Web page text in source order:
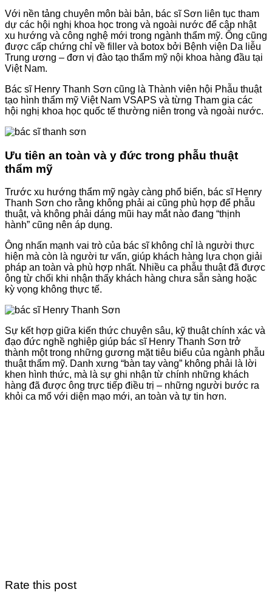
Với nền tảng chuyên môn bài bản, bác sĩ Sơn liên tục tham
dự các hội nghị khoa học trong và ngoài nước để cập nhật
xu hướng và công nghệ mới trong ngành thẩm mỹ. Ông cũng
được cấp chứng chỉ về filler và botox bởi Bệnh viện Da liễu
Trung ương – đơn vị đào tạo thẩm mỹ nội khoa hàng đầu tại
Việt Nam.
Bác sĩ Henry Thanh Sơn cũng là Thành viên hội Phẫu thuật
tạo hình thẩm mỹ Việt Nam VSAPS và từng Tham gia các
hội nghị khoa học quốc tế thường niên trong và ngoài nước.
Ưu tiên an toàn và y đức trong phẫu thuật
thẩm mỹ
Trước xu hướng thẩm mỹ ngày càng phổ biến, bác sĩ Henry
Thanh Sơn cho rằng không phải ai cũng phù hợp để phẫu
thuật, và không phải dáng mũi hay mắt nào đang “thịnh
hành” cũng nên áp dụng.
Ông nhấn mạnh vai trò của bác sĩ không chỉ là người thực
hiện mà còn là người tư vấn, giúp khách hàng lựa chọn giải
pháp an toàn và phù hợp nhất. Nhiều ca phẫu thuật đã được
ông từ chối khi nhận thấy khách hàng chưa sẵn sàng hoặc
kỳ vọng không thực tế.
Sự kết hợp giữa kiến thức chuyên sâu, kỹ thuật chính xác và
đạo đức nghề nghiệp giúp bác sĩ Henry Thanh Sơn trở
thành một trong những gương mặt tiêu biểu của ngành phẫu
thuật thẩm mỹ. Danh xưng “bàn tay vàng” không phải là lời
khen hình thức, mà là sự ghi nhận từ chính những khách
hàng đã được ông trực tiếp điều trị – những người bước ra
khỏi ca mổ với diện mạo mới, an toàn và tự tin hơn.
Rate this post